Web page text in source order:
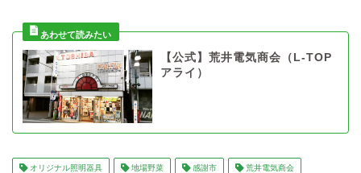
【公式】荒井電気商会（L-TOP
アライ）
オリジナル照明器具 地場野菜 感謝市 荒井電気商会